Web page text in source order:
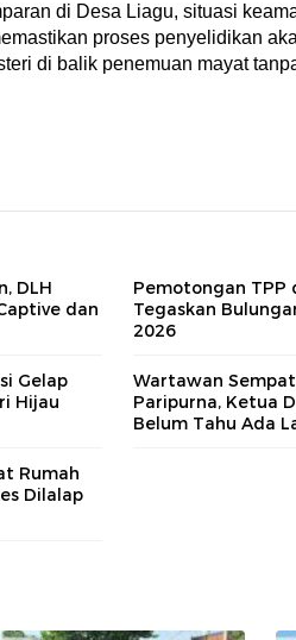
di Desa Liagu, situasi
proses penyelidikan
di balik penemuan mayat
DLH
dan
Pemotongan TPP
Tegaskan
2026
Gelap
Hijau
Wartawan
Paripurna, Ketua
Belum Tahu Ada
Rumah
Dilalap